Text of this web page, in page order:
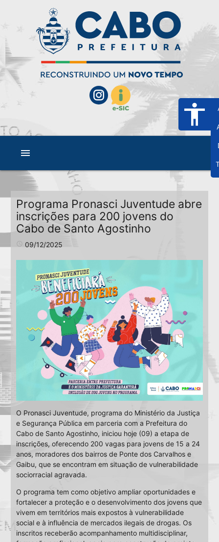
accessibility
menu
Programa Pronasci Juventude abre
inscrições para 200 jovens do
Cabo de Santo Agostinho
access_time 09/12/2025
O Pronasci Juventude, programa do Ministério da Justiça
e Segurança Pública em parceria com a Prefeitura do
Cabo de Santo Agostinho, iniciou hoje (09) a etapa de
inscrições, oferecendo 200 vagas para jovens de 15 a 24
anos, moradores dos bairros de Ponte dos Carvalhos e
Gaibu, que se encontram em situação de vulnerabilidade
sociorracial agravada.
O programa tem como objetivo ampliar oportunidades e
fortalecer a proteção e o desenvolvimento dos jovens que
vivem em territórios mais expostos à vulnerabilidade
social e à influência de mercados ilegais de drogas. Os
inscritos receberão acompanhamento multidisciplinar,